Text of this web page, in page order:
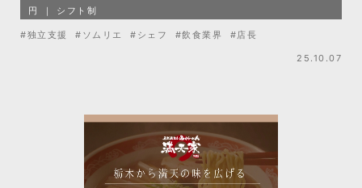
円 シフト制
#独立支援 #ソムリエ #シェフ #飲食業界 #店長
25.10.07